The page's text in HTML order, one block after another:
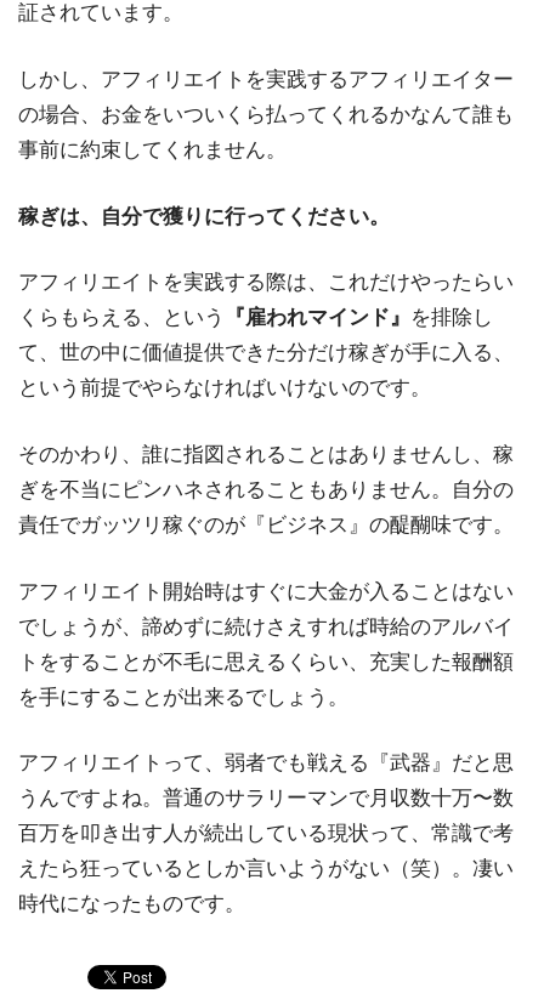
証されています。
しかし、アフィリエイトを実践するアフィリエイター
の場合、お金をいついくら払ってくれるかなんて誰も
事前に約束してくれません。
稼ぎは、自分で獲りに行ってください。
アフィリエイトを実践する際は、これだけやったらい
くらもらえる、という
『雇われマインド』 を排除し
て、世の中に価値提供できた分だけ稼ぎが手に入る、
という前提でやらなければいけないのです。
そのかわり、誰に指図されることはありませんし、稼
ぎを不当にピンハネされることもありません。自分の
責任でガッツリ稼ぐのが『ビジネス』の醍醐味です。
アフィリエイト開始時はすぐに大金が入ることはない
でしょうが、諦めずに続けさえすれば時給のアルバイ
トをすることが不毛に思えるくらい、充実した報酬額
を手にすることが出来るでしょう。
アフィリエイトって、弱者でも戦える『武器』だと思
うんですよね。普通のサラリーマンで月収数十万〜数
百万を叩き出す人が続出している現状って、常識で考
えたら狂っているとしか言いようがない（笑）。凄い
時代になったものです。